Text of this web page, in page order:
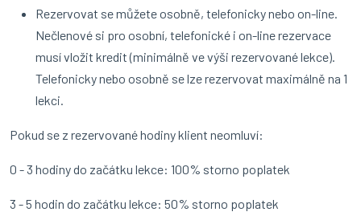
Rezervovat se můžete osobně, telefonicky nebo on-line.
Nečlenové si pro osobní, telefonické i on-line rezervace
musí vložit kredit (minimálně ve výši rezervované lekce).
Telefonicky nebo osobně se lze rezervovat maximálně na 1
lekci.
Pokud se z rezervované hodiny klient neomluví:
0 - 3 hodiny do začátku lekce: 100% storno poplatek
3 - 5 hodin do začátku lekce: 50% storno poplatek